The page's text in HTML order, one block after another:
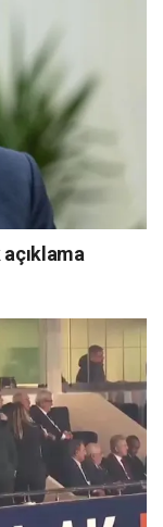
açıklama